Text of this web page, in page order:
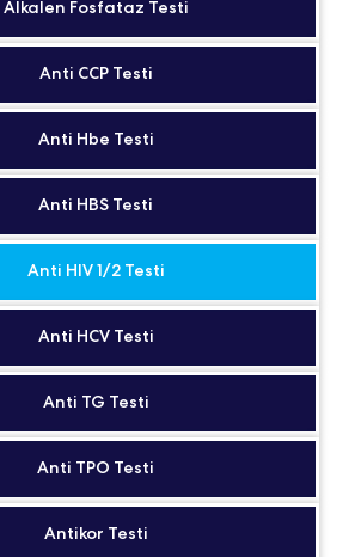
Alkalen Fosfataz Testi
Anti CCP Testi
Anti Hbe Testi
Anti HBS Testi
Anti HIV 1/2 Testi
Anti HCV Testi
Anti TG Testi
Anti TPO Testi
Antikor Testi